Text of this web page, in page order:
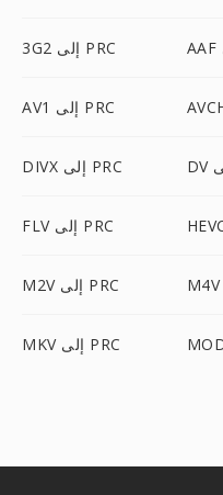
3G2 إلى PRC
AV1 إلى PRC
DIVX إلى PRC
FLV إلى PRC
M2V إلى PRC
MKV إلى PRC